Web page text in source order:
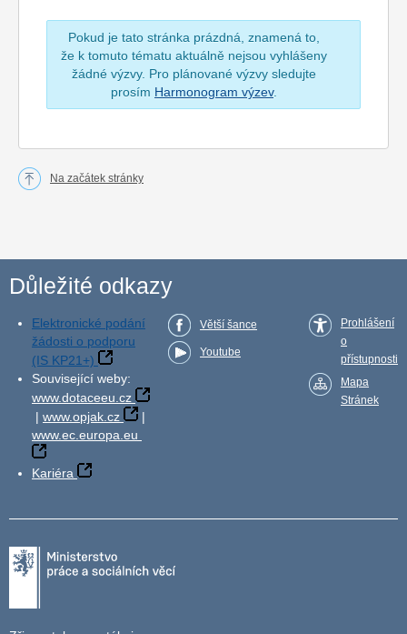
Pokud je tato stránka prázdná, znamená to,
že k tomuto tématu aktuálně nejsou vyhlášeny
žádné výzvy. Pro plánované výzvy sledujte
prosím Harmonogram výzev.
Na začátek stránky
Důležité odkazy
Elektronické podání
žádosti o podporu
(IS KP21+)
Související weby:
www.dotaceeu.cz
| www.opjak.cz
|
www.ec.europa.eu
Kariéra
Větší šance
Youtube
Prohlášení
o
přístupnosti
Mapa
Stránek